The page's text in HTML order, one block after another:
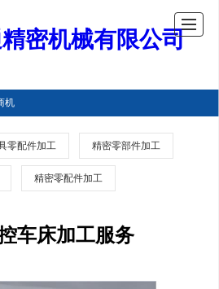
密机械有限公司
机
零配件加工 精密零部件加工
精密零配件加工
车床加工服务